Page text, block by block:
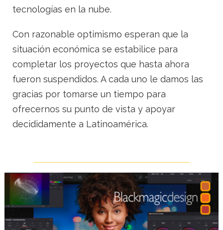
tecnologías en la nube.
Con razonable optimismo esperan que la
situación económica se estabilice para
completar los proyectos que hasta ahora
fueron suspendidos. A cada uno le damos las
gracias por tomarse un tiempo para
ofrecernos su punto de vista y apoyar
decididamente a Latinoamérica.